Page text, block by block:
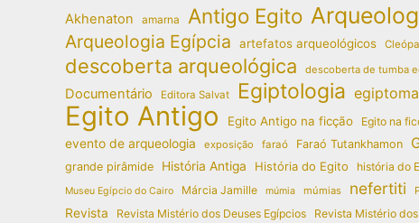
Akhenaton amarna Antigo Egito
Arqueologia Egípcia artefatos arqueológicos
descoberta arqueológica descoberta de tumba
Documentário Editora Salvat Egiptologia
Egito Antigo Egito Antigo na ficção Egito na
evento de arqueologia exposição faraó Faraó Tutankhamon
grande pirâmide História Antiga História do Egito história do
Museu Egípcio do Cairo Márcia Jamille múmia múmias nefertiti
Revista Revista Mistério dos Deuses Egípcios
Revista Mistério